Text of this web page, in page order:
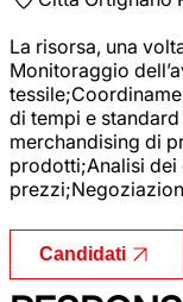
La risorsa, una
Monitoraggio
di tempi e
merchandising di
prodotti;Analisi
Candidati